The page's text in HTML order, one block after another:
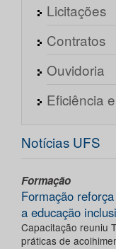
Licitações
Contratos
Ouvidoria
Eficiência
Notícias UFS
Formação
Formação
a educação
Capacitação reuniu
práticas de